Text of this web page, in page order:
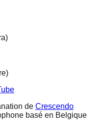
de Crescendo
basé en Belgique